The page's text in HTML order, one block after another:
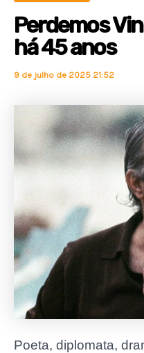
Perdemos
há 45 anos
9 de julho de 2025 21:52
Poeta, diplomata,